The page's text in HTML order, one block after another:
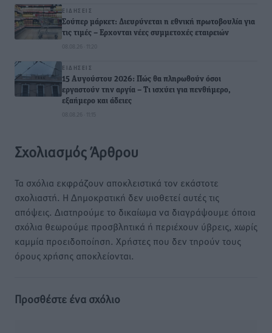
ΕΙΔΉΣΕΙΣ
Σούπερ μάρκετ: Διευρύνεται η εθνική πρωτοβουλία για
τις τιμές – Eρχονται νέες συμμετοχές εταιρειών
08.08.26 · 11:20
ΕΙΔΉΣΕΙΣ
15 Αυγούστου 2026: Πώς θα πληρωθούν όσοι
εργαστούν την αργία – Τι ισχύει για πενθήμερο,
εξαήμερο και άδειες
08.08.26 · 11:15
Σχολιασμός Άρθρου
Τα σχόλια εκφράζουν αποκλειστικά τον εκάστοτε
σχολιαστή. Η Δημοκρατική δεν υιοθετεί αυτές τις
απόψεις. Διατηρούμε το δικαίωμα να διαγράψουμε όποια
σχόλια θεωρούμε προσβλητικά ή περιέχουν ύβρεις, χωρίς
καμμία προειδοποίηση. Χρήστες που δεν τηρούν τους
όρους χρήσης αποκλείονται.
Προσθέστε ένα σχόλιο